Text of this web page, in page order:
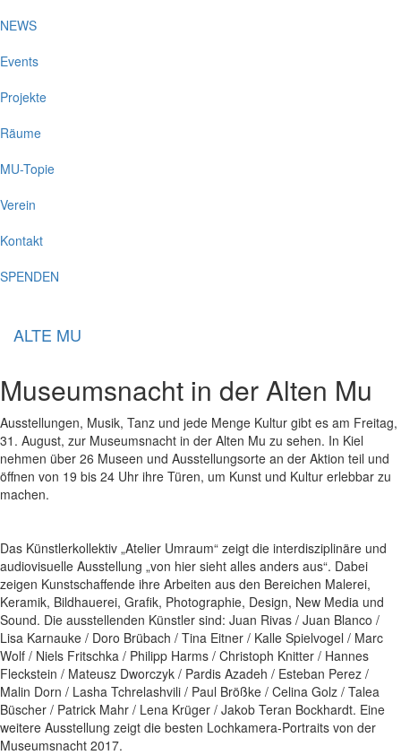
NEWS
Events
Projekte
Räume
MU-Topie
Verein
Kontakt
SPENDEN
ALTE MU
Museumsnacht in der Alten Mu
Ausstellungen, Musik, Tanz und jede Menge Kultur gibt es am Freitag,
31. August, zur Museumsnacht in der Alten Mu zu sehen. In Kiel
nehmen über 26 Museen und Ausstellungsorte an der Aktion teil und
öffnen von 19 bis 24 Uhr ihre Türen, um Kunst und Kultur erlebbar zu
machen.
Das Künstlerkollektiv „Atelier Umraum“ zeigt die interdisziplinäre und
audiovisuelle Ausstellung „von hier sieht alles anders aus“. Dabei
zeigen Kunstschaffende ihre Arbeiten aus den Bereichen Malerei,
Keramik, Bildhauerei, Grafik, Photographie, Design, New Media und
Sound. Die ausstellenden Künstler sind: Juan Rivas / Juan Blanco /
Lisa Karnauke / Doro Brübach / Tina Eitner / Kalle Spielvogel / Marc
Wolf / Niels Fritschka / Philipp Harms / Christoph Knitter / Hannes
Fleckstein / Mateusz Dworczyk / Pardis Azadeh / Esteban Perez /
Malin Dorn / Lasha Tchrelashvili / Paul Brößke / Celina Golz / Talea
Büscher / Patrick Mahr / Lena Krüger / Jakob Teran Bockhardt. Eine
weitere Ausstellung zeigt die besten Lochkamera-Portraits von der
Museumsnacht 2017.